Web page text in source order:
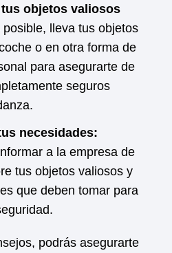
objetos valiosos
posible, lleva tus objetos
o en otra forma de
para asegurarte de
seguros
necesidades:
a la empresa de
tus objetos valiosos y
que deben tomar para
podrás asegurarte